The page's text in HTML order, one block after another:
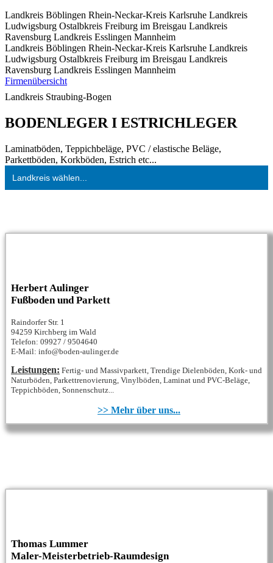
Landkreis Böblingen Rhein-Neckar-Kreis Karlsruhe Landkreis
Ludwigsburg Ostalbkreis Freiburg im Breisgau Landkreis
Ravensburg Landkreis Esslingen Mannheim
Landkreis Böblingen Rhein-Neckar-Kreis Karlsruhe Landkreis
Ludwigsburg Ostalbkreis Freiburg im Breisgau Landkreis
Ravensburg Landkreis Esslingen Mannheim
Firmenübersicht
Landkreis Straubing-Bogen
BODENLEGER I ESTRICHLEGER
Laminatböden, Teppichbeläge, PVC / elastische Beläge,
Parkettböden, Korkböden, Estrich etc...
Landkreis wählen...
Herbert Aulinger
Fußboden und Parkett
Raindorfer Str. 1
94259 Kirchberg im Wald
Telefon: 09927 / 9504640
E-Mail: info@boden-aulinger.de
Leistungen: Fertig- und Massivparkett, Trendige Dielenböden, Kork- und
Naturböden, Parkettrenovierung, Vinylböden, Laminat und PVC-Beläge,
Teppichböden, Sonnenschutz...
>> Mehr über uns...
Thomas Lummer
Maler-Meisterbetrieb-Raumdesign